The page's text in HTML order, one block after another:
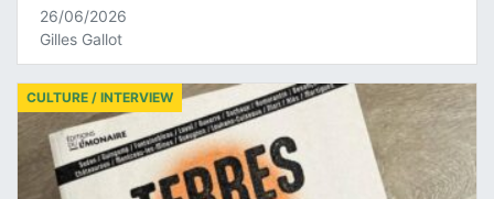
26/06/2026
Gilles Gallot
CULTURE / INTERVIEW